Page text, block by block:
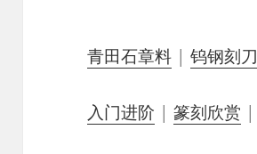
青田石章料 |钨钢刻刀
入门进阶 |篆刻欣赏 |